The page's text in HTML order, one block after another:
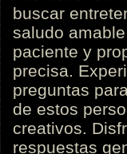
buscar
saludo
paciente y
precisa.
preguntas
de estos
creativos.
respuestas